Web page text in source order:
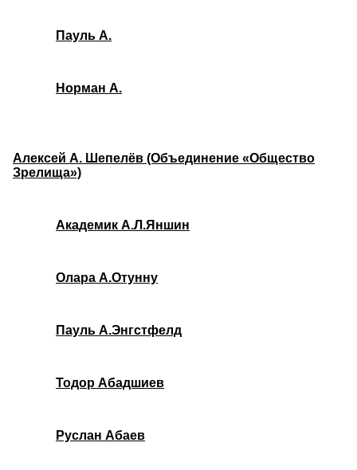
Пауль А.
Норман А.
Алексей А. Шепелёв (Объединение «Общество
Зрелища»)
Академик А.Л.Яншин
Олара А.Отунну
Пауль А.Энгстфелд
Тодор Абадшиев
Руслан Абаев